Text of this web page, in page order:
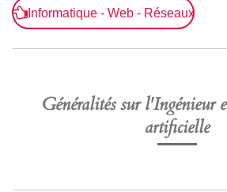
Informatique - Web - Réseaux
Généralités sur l'Ingénieur
artificielle